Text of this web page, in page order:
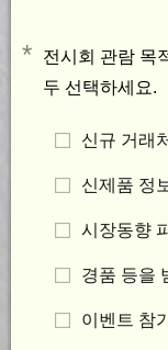
*
전시회 관람 목
두 선택하세요.
신규 거래
신제품 정
시장동향
경품 등을
이벤트 참